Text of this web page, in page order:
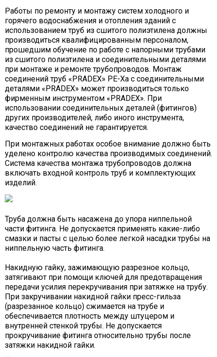
Работы по ремонту и монтажу систем холодного и
горячего водоснабжения и отопления зданий с
использованием труб из сшитого полиэтилена должны
производиться квалифицированным персоналом,
прошедшим обучение по работе с напорными трубами
из сшитого полиэтилена и соединительными деталями
при монтаже и ремонте трубопроводов. Монтаж
соединений труб «PRADEX» PE-Xa с соединительными
деталями «PRADEX» может производиться только
фирменным инструментом «PRADEX». При
использовании соединительных деталей (фитингов)
других производителей, либо иного инструмента,
качество соединений не гарантируется.
При монтажных работах особое внимание должно быть
уделено контролю качества производимых соединений.
Система качества монтажа трубопроводов должна
включать входной контроль труб и комплектующих
изделий.
Труба должна быть насажена до упора ниппельной
части фитинга. Не допускается применять какие-либо
смазки и пасты с целью более легкой насадки трубы на
ниппельную часть фитинга.
Накидную гайку, зажимающую разрезное кольцо,
затягивают при помощи ключей для предотвращения
передачи усилия перекручивания при затяжке на трубу.
При закручивании накидной гайки пресс-гильза
(разрезанное кольцо) сжимается на трубе и
обеспечивается плотность между штуцером и
внутренней стенкой трубы. Не допускается
прокручивание фитинга относительно трубы после
затяжки накидной гайки.